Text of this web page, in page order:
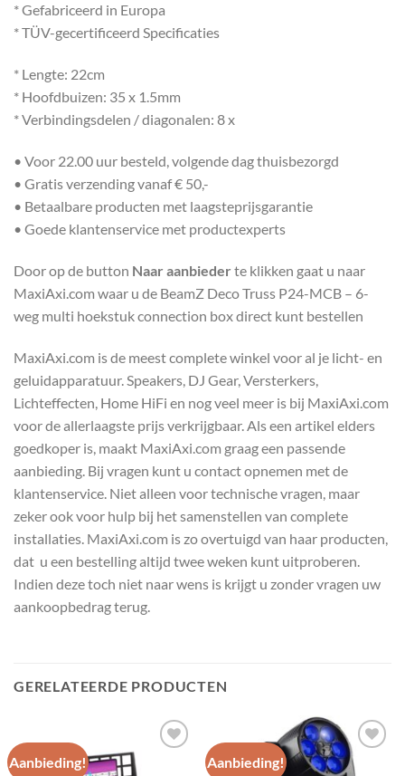
* Gefabriceerd in Europa
* TÜV-gecertificeerd Specificaties
* Lengte: 22cm
* Hoofdbuizen: 35 x 1.5mm
* Verbindingsdelen / diagonalen: 8 x
• Voor 22.00 uur besteld, volgende dag thuisbezorgd
• Gratis verzending vanaf € 50,-
• Betaalbare producten met laagsteprijsgarantie
• Goede klantenservice met productexperts
Door op de button Naar aanbieder te klikken gaat u naar
MaxiAxi.com waar u de BeamZ Deco Truss P24-MCB – 6-
weg multi hoekstuk connection box direct kunt bestellen
MaxiAxi.com is de meest complete winkel voor al je licht- en
geluidapparatuur. Speakers, DJ Gear, Versterkers,
Lichteffecten, Home HiFi en nog veel meer is bij MaxiAxi.com
voor de allerlaagste prijs verkrijgbaar. Als een artikel elders
goedkoper is, maakt MaxiAxi.com graag een passende
aanbieding. Bij vragen kunt u contact opnemen met de
klantenservice. Niet alleen voor technische vragen, maar
zeker ook voor hulp bij het samenstellen van complete
installaties. MaxiAxi.com is zo overtuigd van haar producten,
dat u een bestelling altijd twee weken kunt uitproberen.
Indien deze toch niet naar wens is krijgt u zonder vragen uw
aankoopbedrag terug.
GERELATEERDE PRODUCTEN
Aanbieding! Aanbieding!